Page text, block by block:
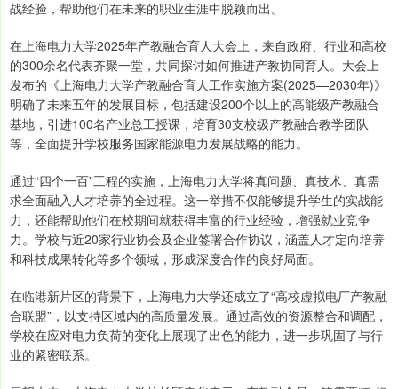
战经验，帮助他们在未来的职业生涯中脱颖而出。
在上海电力大学2025年产教融合育人大会上，来自政府、行业和高校
的300余名代表齐聚一堂，共同探讨如何推进产教协同育人。大会上
发布的《上海电力大学产教融合育人工作实施方案(2025—2030年)》
明确了未来五年的发展目标，包括建设200个以上的高能级产教融合
基地，引进100名产业总工授课，培育30支校级产教融合教学团队
等，全面提升学校服务国家能源电力发展战略的能力。
通过“四个一百”工程的实施，上海电力大学将真问题、真技术、真需
求全面融入人才培养的全过程。这一举措不仅能够提升学生的实战能
力，还能帮助他们在校期间就获得丰富的行业经验，增强就业竞争
力。学校与近20家行业协会及企业签署合作协议，涵盖人才定向培养
和科技成果转化等多个领域，形成深度合作的良好局面。
在临港新片区的背景下，上海电力大学还成立了“高校虚拟电厂产教融
合联盟”，以支持区域内的高质量发展。通过高效的资源整合和调配，
学校在应对电力负荷的变化上展现了出色的能力，进一步巩固了与行
业的紧密联系。